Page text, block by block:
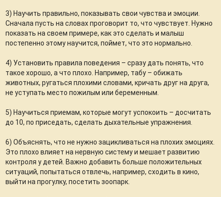
3) Научить правильно, показывать свои чувства и эмоции.
Сначала пусть на словах проговорит то, что чувствует. Нужно
показать на своем примере, как это сделать и малыш
постепенно этому научится, поймет, что это нормально.
4) Установить правила поведения – сразу дать понять, что
такое хорошо, а что плохо. Например, табу – обижать
животных, ругаться плохими словами, кричать друг на друга,
не уступать место пожилым или беременным.
5) Научиться приемам, которые могут успокоить – досчитать
до 10, по приседать, сделать дыхательные упражнения.
6) Объяснять, что не нужно зацикливаться на плохих эмоциях.
Это плохо влияет на нервную систему и мешает развитию
контроля у детей. Важно добавить больше положительных
ситуаций, попытаться отвлечь, например, сходить в кино,
выйти на прогулку, посетить зоопарк.